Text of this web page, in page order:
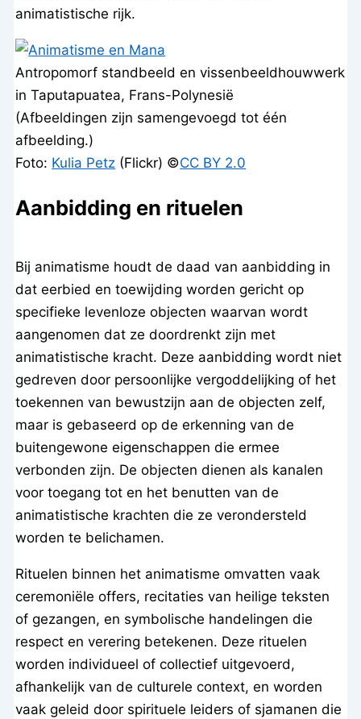
animatistische rijk.
Antropomorf standbeeld en vissenbeeldhouwwerk
in Taputapuatea, Frans-Polynesië
(Afbeeldingen zijn samengevoegd tot één
afbeelding.)
Foto: Kulia Petz (Flickr) ©️CC BY 2.0
Aanbidding en rituelen
Bij animatisme houdt de daad van aanbidding in
dat eerbied en toewijding worden gericht op
specifieke levenloze objecten waarvan wordt
aangenomen dat ze doordrenkt zijn met
animatistische kracht. Deze aanbidding wordt niet
gedreven door persoonlijke vergoddelijking of het
toekennen van bewustzijn aan de objecten zelf,
maar is gebaseerd op de erkenning van de
buitengewone eigenschappen die ermee
verbonden zijn. De objecten dienen als kanalen
voor toegang tot en het benutten van de
animatistische krachten die ze verondersteld
worden te belichamen.
Rituelen binnen het animatisme omvatten vaak
ceremoniële offers, recitaties van heilige teksten
of gezangen, en symbolische handelingen die
respect en verering betekenen. Deze rituelen
worden individueel of collectief uitgevoerd,
afhankelijk van de culturele context, en worden
vaak geleid door spirituele leiders of sjamanen die